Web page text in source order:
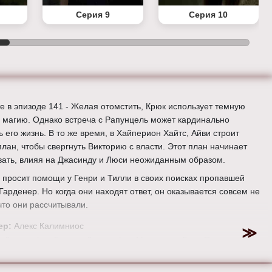
Серия 9 Серия 10
в эпизоде 141 - Желая отомстить, Крюк использует темную
Однако встреча с Рапунцель может кардинально
его жизнь. В то же время, в Хайперион Хайтс, Айви строит
чтобы свергнуть Викторию с власти. Этот план начинает
влияя на Джасинду и Люси неожиданным образом.
помощи у Генри и Тилли в своих поисках пропавшей
Но когда они находят ответ, он оказывается совсем не
они рассчитывали.
Алекс Калимниос
Эйон Бэйли, Меган Ори, Эмили де Рэвин, Колин